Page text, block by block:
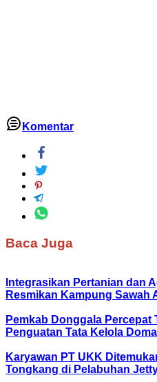
Komentar
Baca Juga
Integrasikan Pertanian dan
Resmikan Kampung Sawah
Pemkab Donggala
Penguatan Tata Kelola
Karyawan PT UKK
Tongkang di Pelabuhan